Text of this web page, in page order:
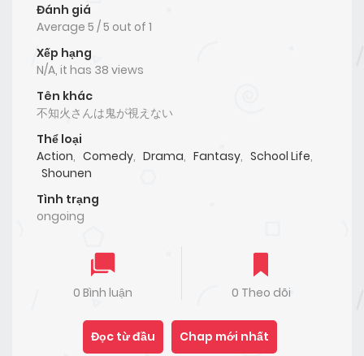
Đánh giá
Average 5 /5 out of 1
Xếp hạng
N/A, it has 38 views
Tên khác
不知火さんは鬼が視えない
Thể loại
Action, Comedy, Drama, Fantasy, School Life,
Shounen
Tình trạng
ongoing
0 Bình luận 0 Theo dõi
Đọc từ đầu Chap mới nhất